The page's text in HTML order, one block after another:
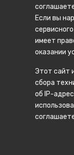
Если вы
имеет
оказании
Этот сайт
сбора
об IP-